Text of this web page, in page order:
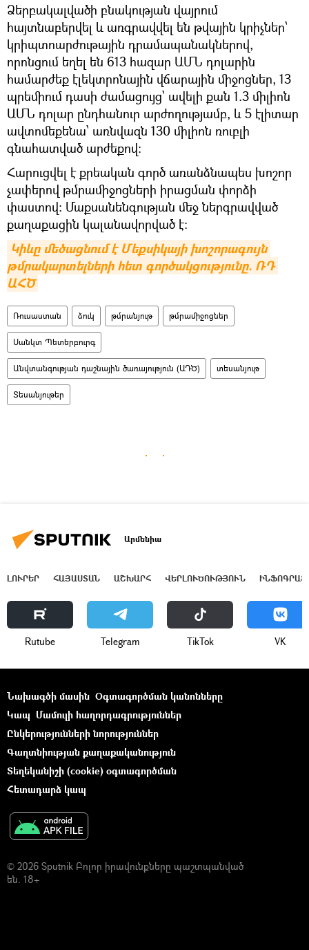
Ձերբակալվածի բնակության վայրում
հայտնաբերվել և առգրավվել են թվային կրիչներ՝
կրիպտոարժութային դրամապանակներով,
որոնցում եղել են 613 հազար ԱՄՆ դոլարին
համարժեք էլեկտրոնային վճարային միջոցներ, 13
պրեմիում դասի ժամացույց՝ ավելի քան 1.3 միլիոն
ԱՄՆ դոլար ընդհանուր արժողությամբ, և 5 էլիտար
ավտոմեքենա՝ առնվազն 130 միլիոն ռուբլի
գնահատված արժեքով։
Հարուցվել է քրեական գործ առանձնապես խոշոր
չափերով թմրամիջոցների իրացման փորձի
փաստով։ Մաքսանենգության մեջ ներգրավված
քաղաքացին կալանավորված է։
Կիևը մեծացնում է Մեքսիկայի խոշորագույն
թմրակարտելների հետ գործակցությունը. ՌԴ
ԱՀԾ
Ռուսաստան ձուկ թմրանյութ թմրամիջոցներ
Սանկտ Պետերբուրգ
Անվտանգության դաշնային ծառայություն (ԱԴԾ) տեսանյութ
Տեսանյութեր
Արմենիա
ԼՈՒՐԵՐ ՀԱՅԱՍՏԱՆ ԱՇԽԱՐՀ ՎԵՐԼՈՒԾՈՒԹՅՈՒՆ
Rutube Telegram ТikТоk VK
Նախագծի մասին Օգտագործման կանոնները
Կապ Մամուլի հաղորդագրություններ
Ընկերությունների նորություններ
Գաղտնիության քաղաքականություն
Տեղեկանիշի (cookie) օգտագործման
Հետադարձ կապ
© 2026 Sputnik Բոլոր իրավունքները պաշտպանված
են. 18+